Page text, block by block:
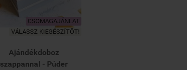
CSOMAGAJÁNLAT
VÁLASSZ KIEGÉSZÍTŐT!
Ajándékdoboz
szappannal - Púder